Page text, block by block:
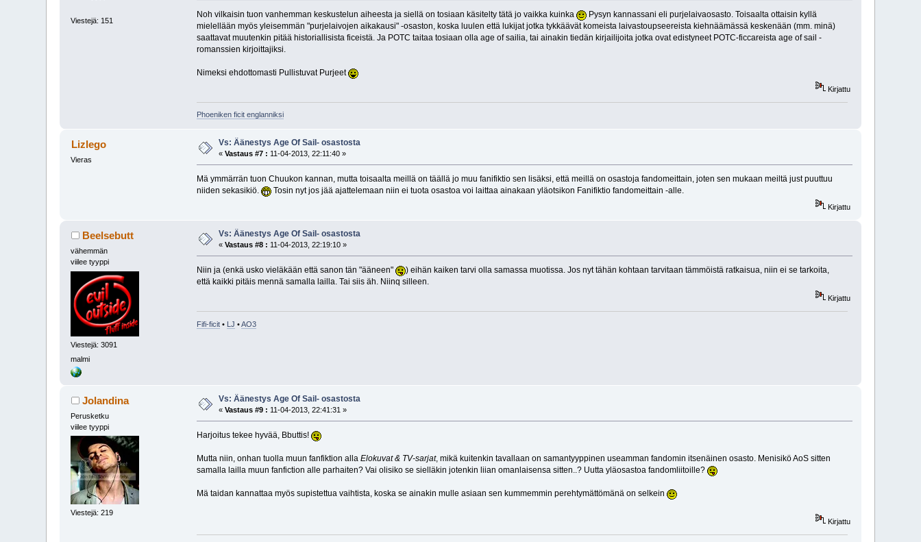
Viestejä: 151
Noh vilkaisin tuon vanhemman keskustelun aiheesta ja siellä on tosiaan käsitelty tätä jo vaikka kuinka
Pysyn kannassani eli purjelaivaosasto. Toisaalta ottaisin kyllä
mielellään myös yleisemmän "purjelaivojen aikakausi" -osaston, koska luulen että lukijat jotka tykkäävät komeista laivastoupseereista kiehnäämässä keskenään (mm. minä)
saattavat muutenkin pitää historiallisista ficeistä. Ja POTC taitaa tosiaan olla age of sailia, tai ainakin tiedän kirjailijoita jotka ovat edistyneet POTC-ficcareista age of sail -
romanssien kirjoittajiksi.
Nimeksi ehdottomasti Pullistuvat Purjeet
Kirjattu
Phoeniken ficit englanniksi
Lizlego
Vieras
Vs: Äänestys Age Of Sail- osastosta
«Vastaus #7 : 11-04-2013, 22:11:40 »
Mä ymmärrän tuon Chuukon kannan, mutta toisaalta meillä on täällä jo muu fanifiktio sen lisäksi, että meillä on osastoja fandomeittain, joten sen mukaan meiltä just puuttuu
niiden sekasikiö.
Tosin nyt jos jää ajattelemaan niin ei tuota osastoa voi laittaa ainakaan yläotsikon Fanifiktio fandomeittain -alle.
Kirjattu
Beelsebutt
vähemmän
viilee tyyppi
Viestejä: 3091
malmi
Vs: Äänestys Age Of Sail- osastosta
«Vastaus #8 : 11-04-2013, 22:19:10 »
Niin ja (enkä usko vieläkään että sanon tän "ääneen"
) eihän kaiken tarvi olla samassa muotissa. Jos nyt tähän kohtaan tarvitaan tämmöistä ratkaisua, niin ei se tarkoita,
että kaikki pitäis mennä samalla lailla. Tai siis äh. Niinq silleen.
Kirjattu
Fifi-ficit• LJ •AO3
Jolandina
Perusketku
viilee tyyppi
Viestejä: 219
Vs: Äänestys Age Of Sail- osastosta
«Vastaus #9 : 11-04-2013, 22:41:31 »
Harjoitus tekee hyvää, Bbuttis!
Mutta niin, onhan tuolla muun fanfiktion alla Elokuvat & TV-sarjat, mikä kuitenkin tavallaan on samantyyppinen useamman fandomin itsenäinen osasto. Menisikö AoS sitten
samalla lailla muun fanfiction alle parhaiten? Vai olisiko se sielläkin jotenkin liian omanlaisensa sitten..? Uutta yläosastoa fandomliitoille?
Mä taidan kannattaa myös supistettua vaihtista, koska se ainakin mulle asiaan sen kummemmin perehtymättömänä on selkein
Kirjattu